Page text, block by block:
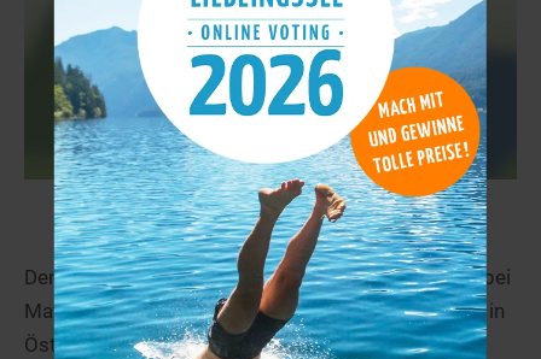
Badeteich Rohrbach 12,4 km
Der Badeteich Rohrbach befindet sich in Rohrbach bei
Mattersburg im Bezirk Mattersburg im Burgenland in
Österreich.